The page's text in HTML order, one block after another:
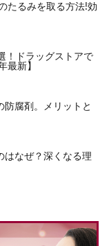
たるみを取る方法!効
！ドラッグストアで
最新】
防腐剤。メリットと
はなぜ？深くなる理